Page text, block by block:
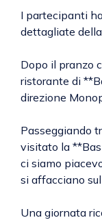
I partecipanti
dettagliate
Dopo il pranzo
ristorante di
direzione
Passeggiando
visitato la
ci siamo
si affacciano
Una giornata